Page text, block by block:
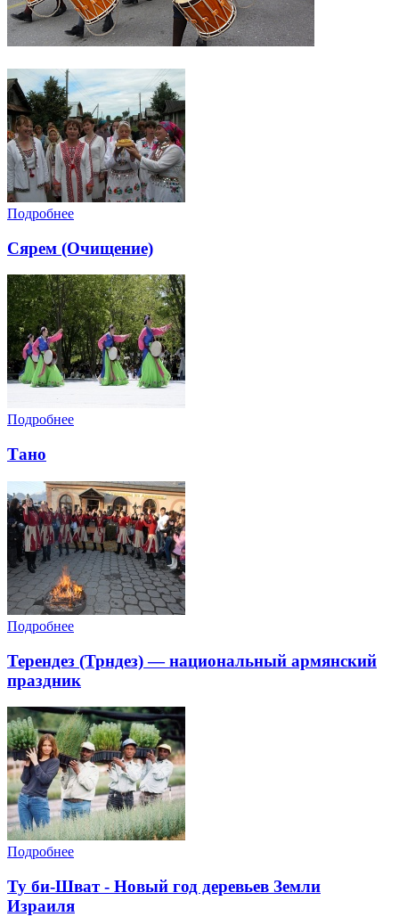
Подробнее
Сярем (Очищение)
Подробнее
Тано
Подробнее
Терендез (Трндез) — национальный армянский
праздник
Подробнее
Ту би-Шват - Новый год деревьев Земли
Израиля